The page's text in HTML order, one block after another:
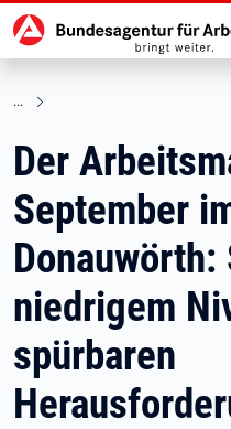
zu den Hauptinhalten springen
Der
September
niedrigem
spürbaren